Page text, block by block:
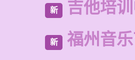
新 吉他培
新 福州音